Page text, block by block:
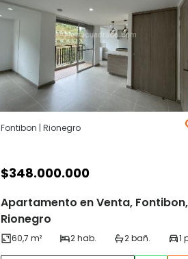
Fontibon | Rionegro
$348.000.000
Apartamento en Venta, Fontibon,
Rionegro